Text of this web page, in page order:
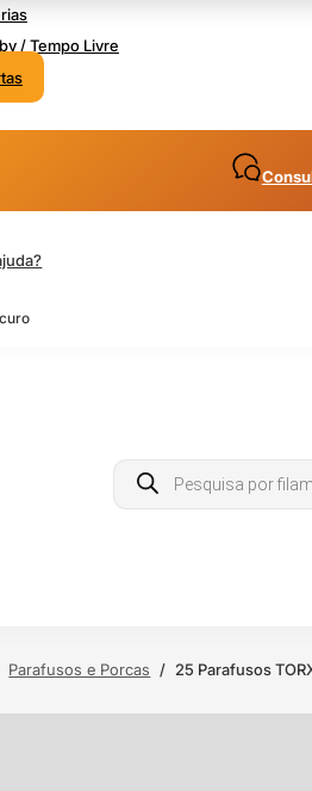
/ Tempo Livre
Products
search
Parafusos e Porcas / 25 Parafusos